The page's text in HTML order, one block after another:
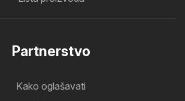
Partnerstvo
Kako oglašavati